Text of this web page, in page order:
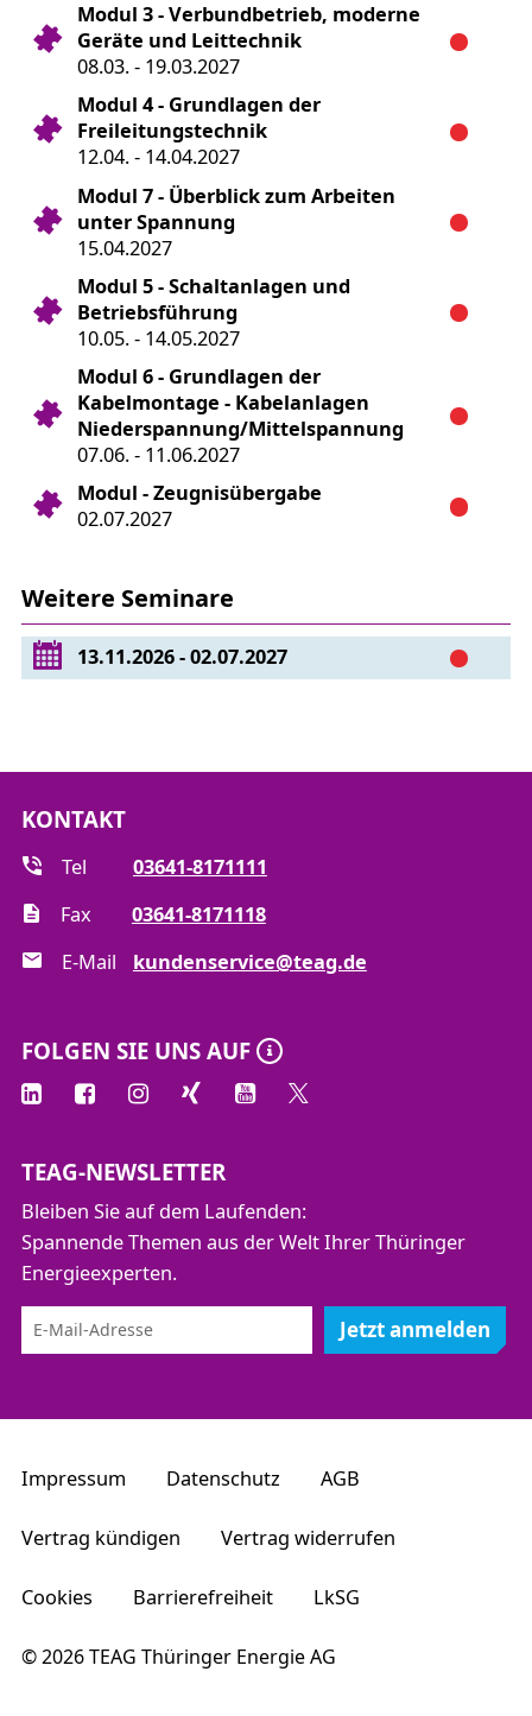
Modul 3 - Verbundbetrieb, moderne
Geräte und Leittechnik
08.03. - 19.03.2027
Modul 4 - Grundlagen der
Freileitungstechnik
12.04. - 14.04.2027
Modul 7 - Überblick zum Arbeiten
unter Spannung
15.04.2027
Modul 5 - Schaltanlagen und
Betriebsführung
10.05. - 14.05.2027
Modul 6 - Grundlagen der
Kabelmontage - Kabelanlagen
Niederspannung/Mittelspannung
07.06. - 11.06.2027
Modul - Zeugnisübergabe
02.07.2027
Weitere Seminare
13.11.2026 - 02.07.2027
KONTAKT
Tel
03641-8171111
Fax
03641-8171118
E-Mail
kundenservice@teag.de
FOLGEN SIE UNS AUF
TEAG-NEWSLETTER
Bleiben Sie auf dem Laufenden:
Spannende Themen aus der Welt Ihrer Thüringer
Energieexperten.
Jetzt anmelden
Impressum Datenschutz AGB
Vertrag kündigen Vertrag widerrufen
Cookies Barrierefreiheit LkSG
© 2026 TEAG Thüringer Energie AG